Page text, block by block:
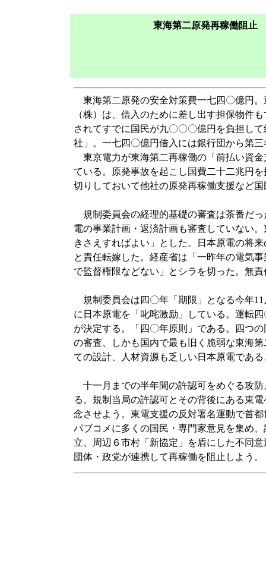
東海第二原発再稼働阻止
東海第二原発の安全対策費一七四〇億円
（株）は、借入のために差し出す担保物件
されてすでに国民が九〇〇〇億円を負担し
社」。一七四〇億円借入には銀行団から第
東京電力が東海第二再稼働の「前払い資
ている。原発事故を起こし国費二十二兆円
切りしておいて他社の原発再稼働支援など
規制委員会の経理的基礎の審査は茶番だ
電の事業計画・返済計画も審査していない
きさえすればよい」とした。日本原電の将
と責任転嫁した。経産省は「一昨年の電気
で監督権限などない」とシラを切った。無
規制委員会は四〇年「期限」となる今年
に日本原電を「叱咤激励」している。運転
が決定する。「四〇年原則」である。四つ
の審査、しかも国内で最も旧く脆弱な東海
ての設計、人材資源も乏しい日本原電であ
十一月までの半年間の許認可をめぐる攻
る。規制当局の許認可とその背後にある東
念させよう。東電支援の反対署名運動で首
パブコメに多くの国民・専門家意見を集め
立、周辺６市村「新協定」を盾にした不同
団体・政党が連携して再稼働を